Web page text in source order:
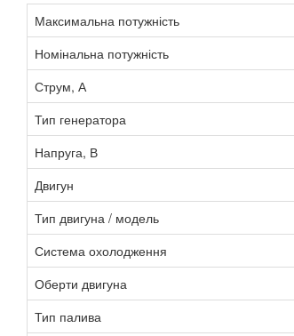
Максимальна потужність
Номінальна потужність
Струм, А
Тип генератора
Напруга, В
Двигун
Тип двигуна / модель
Система охолодження
Оберти двигуна
Тип палива